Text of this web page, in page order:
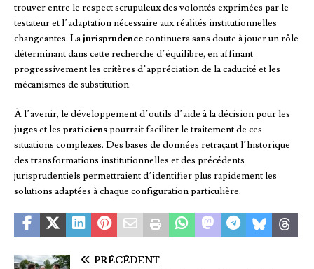
trouver entre le respect scrupuleux des volontés exprimées par le
testateur et l’adaptation nécessaire aux réalités institutionnelles
changeantes. Lajurisprudencecontinuera sans doute à jouer un rôle
déterminant dans cette recherche d’équilibre, en affinant
progressivement les critères d’appréciation de la caducité et les
mécanismes de substitution.
À l’avenir, le développement d’outils d’aide à la décision pour les
jugeset les praticienspourrait faciliter le traitement de ces
situations complexes. Des bases de données retraçant l’historique
des transformations institutionnelles et des précédents
jurisprudentiels permettraient d’identifier plus rapidement les
solutions adaptées à chaque configuration particulière.
PRÉCÉDENT